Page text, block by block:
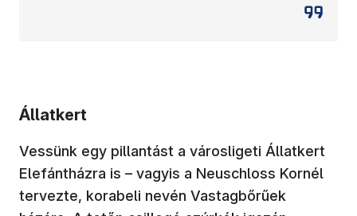
Állatkert
Vessünk egy pillantást a városligeti Állatkert
Elefántházra is – vagyis a Neuschloss Kornél
tervezte, korabeli nevén Vastagbőrűek